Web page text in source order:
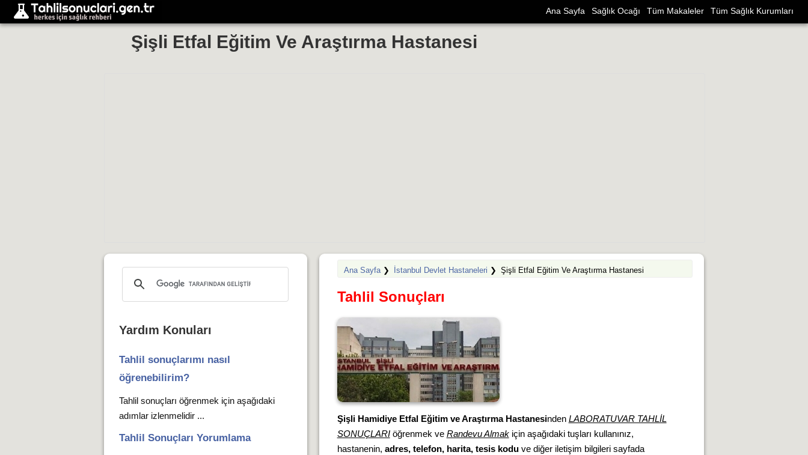
Ana Sayfa Sağlık Ocağı Tüm Makaleler Tüm Sağlık Kurumları
Şişli Etfal Eğitim Ve Araştırma Hastanesi
Ana Sayfa❯ İstanbul Devlet Hastaneleri ❯ Şişli Etfal Eğitim Ve Araştırma Hastanesi
Tahlil Sonuçları
Şişli Hamidiye Etfal Eğitim ve Araştırma Hastanesinden LABORATUVAR TAHLİL
SONUÇLARIöğrenmek ve Randevu Almakiçin aşağıdaki tuşları kullanınız,
hastanenin, adres, telefon, harita, tesis koduve diğer iletişim bilgileri sayfada
Yardım Konuları
Tahlil sonuçlarımı nasıl
öğrenebilirim?
Tahlil sonuçları öğrenmek için aşağıdaki
adımlar izlenmelidir ...
Tahlil Sonuçları Yorumlama